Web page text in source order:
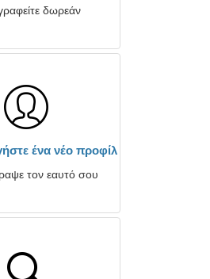
δωρεάν
ένα νέο προφίλ
τον εαυτό σου